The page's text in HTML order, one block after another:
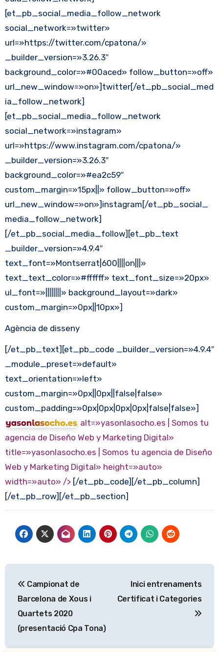
[et_pb_social_media_follow_network
social_network=»twitter»
url=»https://twitter.com/cpatona/»
_builder_version=»3.26.3″
background_color=»#00aced» follow_button=»off»
url_new_window=»on»]twitter[/et_pb_social_med
ia_follow_network]
[et_pb_social_media_follow_network
social_network=»instagram»
url=»https://www.instagram.com/cpatona/»
_builder_version=»3.26.3″
background_color=»#ea2c59″
custom_margin=»15px||» follow_button=»off»
url_new_window=»on»]instagram[/et_pb_social_
media_follow_network]
[/et_pb_social_media_follow][et_pb_text
_builder_version=»4.9.4″
text_font=»Montserrat|600||||on|||»
text_text_color=»#ffffff» text_font_size=»20px»
ul_font=»||||||||» background_layout=»dark»
custom_margin=»0px||10px»]
Agència de disseny
[/et_pb_text][et_pb_code _builder_version=»4.9.4″
_module_preset=»default»
text_orientation=»left»
custom_margin=»0px||0px||false|false»
custom_padding=»0px|0px|0px|0px|false|false»]
alt=»yasonlasocho.es | Somos tu
agencia de Diseño Web y Marketing Digital»
title=»yasonlasocho.es | Somos tu agencia de Diseño
Web y Marketing Digital» height=»auto»
width=»auto» /> [/et_pb_code][/et_pb_column]
[/et_pb_row][/et_pb_section]
de
entradas
Campionat de
Barcelona de Xous i
Quartets 2020
(presentació Cpa Tona)
Inici entrenaments
Certificat i Categories